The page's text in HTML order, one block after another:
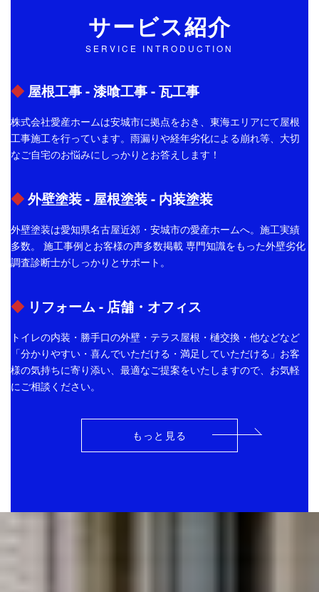
サービス紹介
SERVICE INTRODUCTION
◆ 屋根工事 - 漆喰工事 - 瓦工事
株式会社愛産ホームは安城市に拠点をおき、東海エリアにて屋根
工事施工を行っています。雨漏りや経年劣化による崩れ等、大切
なご自宅のお悩みにしっかりとお答えします！
◆外壁塗装 - 屋根塗装 - 内装塗装
外壁塗装は愛知県名古屋近郊・安城市の愛産ホームへ。施工実績
多数。 施工事例とお客様の声多数掲載 専門知識をもった外壁劣化
調査診断士がしっかりとサポート。
◆ リフォーム - 店舗・オフィス
トイレの内装・勝手口の外壁・テラス屋根・樋交換・他などなど
「分かりやすい・喜んでいただける・満足していただける」お客
様の気持ちに寄り添い、最適なご提案をいたしますので、お気軽
にご相談ください。
もっと見る